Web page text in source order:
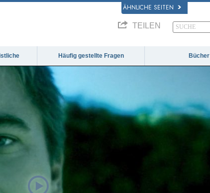
ÄHNLICHE SEITEN
TEILEN
Häufig gestellte Fragen Bücher